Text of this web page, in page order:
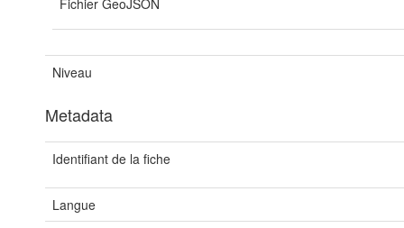
Fichier GeoJSON
Niveau
Metadata
Identifiant de la fiche
Langue